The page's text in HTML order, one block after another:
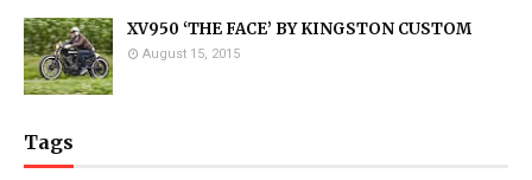
XV950 ‘THE FACE’ BY KINGSTON CUSTOM
August 15, 2015
Tags